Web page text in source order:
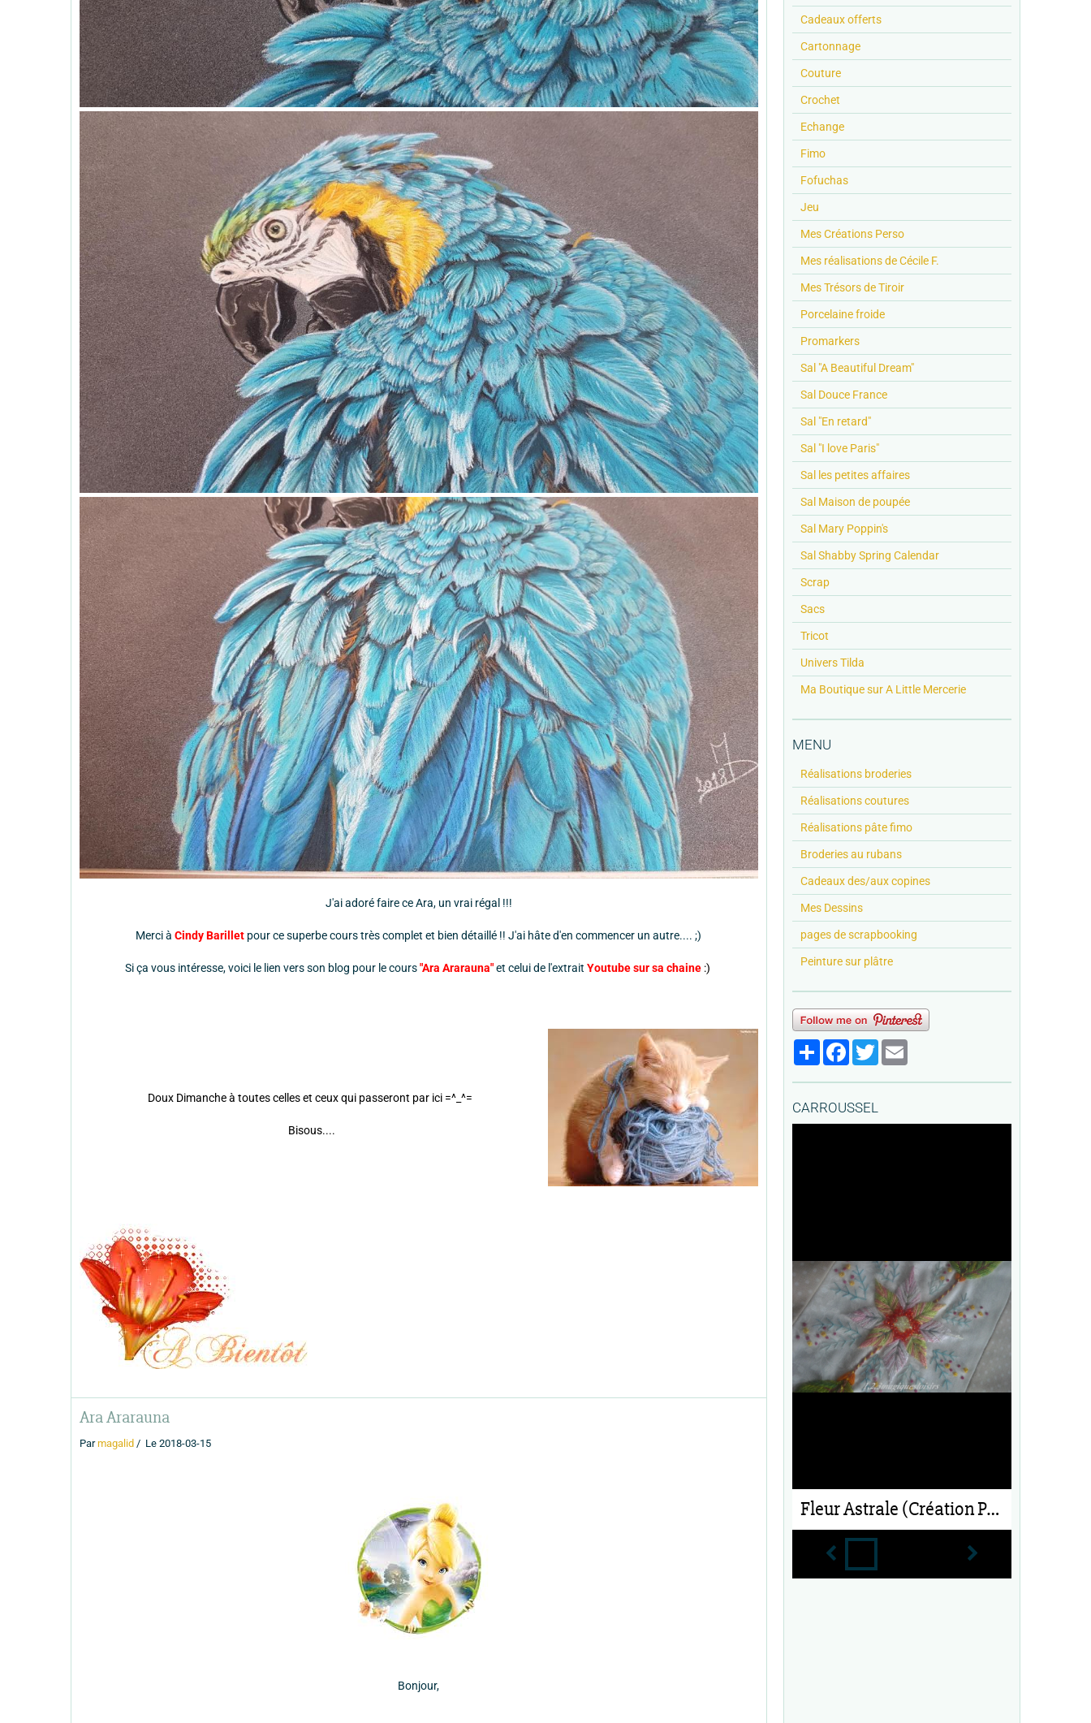
J'ai adoré faire ce Ara, un vrai régal !!!
Merci àCindy Barillet pour ce superbe cours très complet et bien détaillé !! J'ai hâte d'en commencer un autre.... ;)
Si ça vous intéresse, voici le lien vers son blog pour le cours"Ara Ararauna"et celui de l'extrait Youtube sur sa chaine :)
Doux Dimanche à toutes celles et ceux qui passeront par ici =^_^=
Bisous....
Ara Ararauna
Parmagalid Le 2018-03-15
Bonjour,
Cadeaux offerts
Cartonnage
Couture
Crochet
Echange
Fimo
Fofuchas
Jeu
Mes Créations Perso
Mes réalisations de Cécile F.
Mes Trésors de Tiroir
Porcelaine froide
Promarkers
Sal "A Beautiful Dream"
Sal Douce France
Sal "En retard"
Sal "I love Paris"
Sal les petites affaires
Sal Maison de poupée
Sal Mary Poppin's
Sal Shabby Spring Calendar
Scrap
Sacs
Tricot
Univers Tilda
Ma Boutique sur A Little Mercerie
MENU
Réalisations broderies
Réalisations coutures
Réalisations pâte fimo
Broderies au rubans
Cadeaux des/aux copines
Mes Dessins
pages de scrapbooking
Peinture sur plâtre
PartagerFacebook
TwitterEmail
CARROUSSEL
Fleur Astrale (Création Perso)